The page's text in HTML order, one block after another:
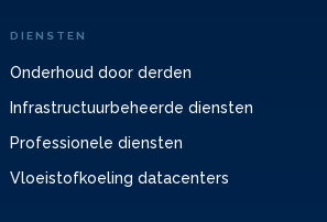
DIENSTEN
Onderhoud door derden
Infrastructuurbeheerde diensten
Professionele diensten
Vloeistofkoeling datacenters